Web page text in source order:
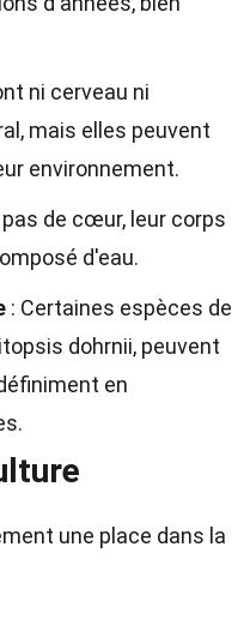
ni cerveau ni
mais elles peuvent
environnement.
pas de cœur, leur corps
d'eau.
: Certaines espèces de
dohrnii, peuvent
en
une place dans la